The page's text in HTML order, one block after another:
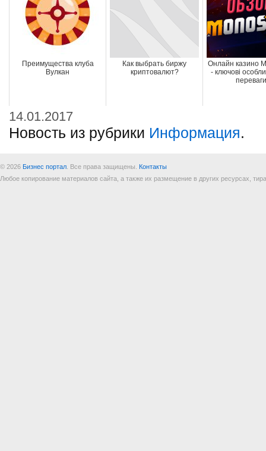
Преимущества клуба
Вулкан
Как выбрать биржу
криптовалют?
Онлайн казино
- ключові
переваги
14.01.2017
Новость из рубрики Информация.
© 2026 Бизнес портал . Все права защищены. Контакты
Любое копирование материалов сайта, а также их размещение в других ресурсах,